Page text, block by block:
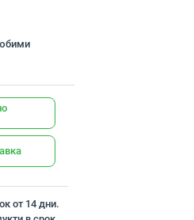
от 14 дни.